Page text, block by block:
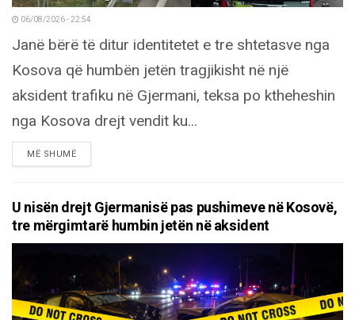
06/08/2026 - 22:54
Janë bërë të ditur identitetet e tre shtetasve nga
Kosova që humbën jetën tragjikisht në një
aksident trafiku në Gjermani, teksa po ktheheshin
nga Kosova drejt vendit ku...
MË SHUMËDETAILS
U nisën drejt Gjermanisë pas pushimeve në Kosovë,
tre mërgimtarë humbin jetën në aksident